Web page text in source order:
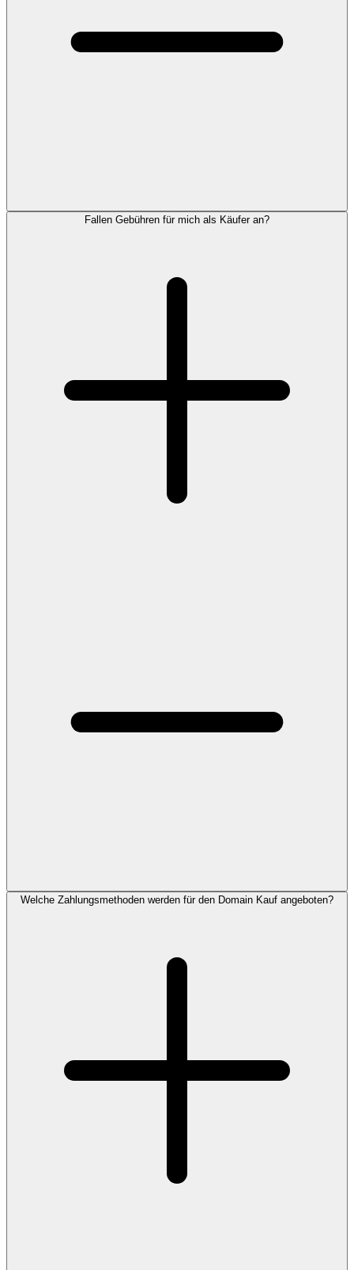
Fallen Gebühren für mich als Käufer an?
Welche Zahlungsmethoden werden für den Domain Kauf angeboten?